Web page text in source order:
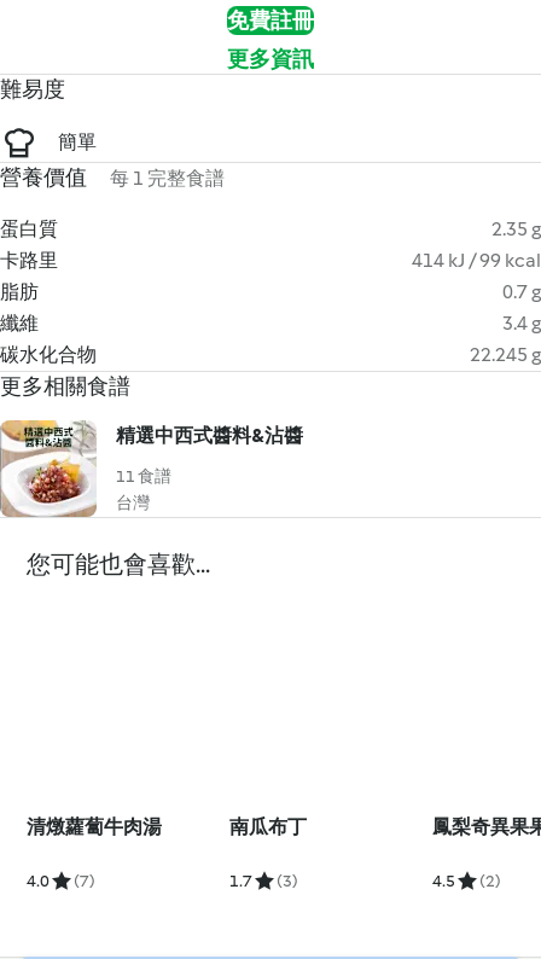
免費註冊
更多資訊
難易度
簡單
營養價值 每 1 完整食譜
蛋白質
2.35 g
卡路里
414 kJ / 99 kcal
脂肪
0.7 g
纖維
3.4 g
碳水化合物
22.245 g
更多相關食譜
精選中西式醬料&沾醬
11 食譜
台灣
您可能也會喜歡...
清燉蘿蔔牛肉湯
4.0 (7)
南瓜布丁
1.7 (3)
鳳梨奇異果
4.5 (2)